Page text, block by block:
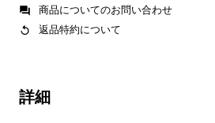
商品についてのお問い合わせ
返品特約について
詳細